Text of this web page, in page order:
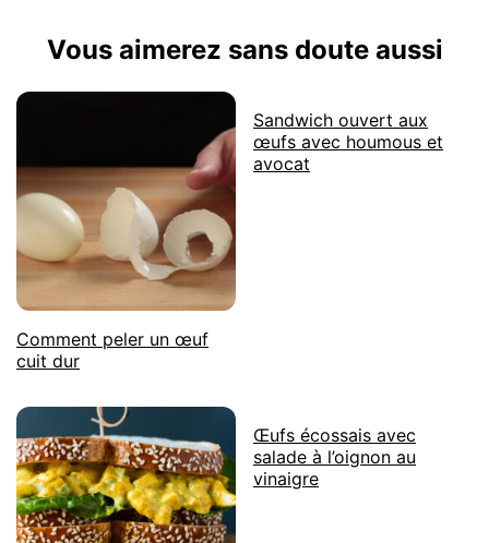
pression, 5 minutes de relâchement naturel de la
Cette technique permet d’obtenir des œufs cuits à
la perfection avec une coquille qui s’enlève
Vous aimerez sans doute aussi
Comment peler un œuf
cuit dur
Sandwich ouvert aux
œufs avec houmous et
avocat
Œufs écossais avec
salade à l’oignon au
vinaigre